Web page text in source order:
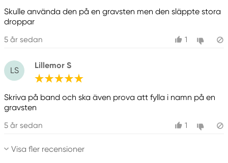
Skulle använda den på en gravsten men den släppte stora
droppar
5 år sedan 1
LS
Lillemor S
Skriva på band och ska även prova att fylla i namn på en
gravsten
5 år sedan 1
Visa fler recensioner